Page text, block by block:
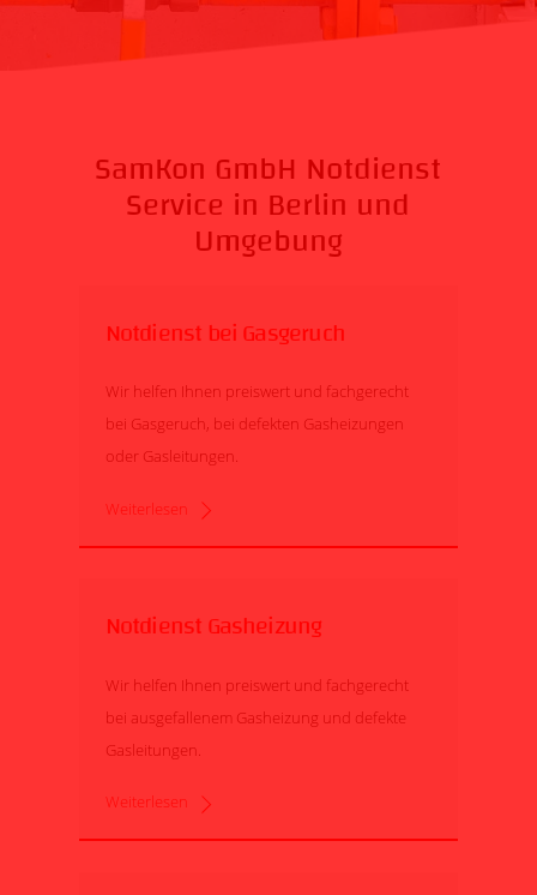
SamKon GmbH Notdienst
Service in Berlin und
Umgebung
Notdienst bei Gasgeruch
Wir helfen Ihnen preiswert und fachgerecht
bei Gasgeruch, bei defekten Gasheizungen
oder Gasleitungen.
Weiterlesen
Notdienst Gasheizung
Wir helfen Ihnen preiswert und fachgerecht
bei ausgefallenem Gasheizung und defekte
Gasleitungen.
Weiterlesen